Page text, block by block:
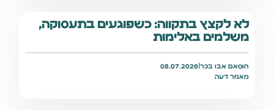
לא לקצץ בתקווה: כשפוגעים בתעסוקה,
משלמים באלימות
חוסאם אבו בכר |
08.07.2026
מאמר דעה